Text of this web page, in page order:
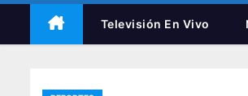
Televisión En Vivo